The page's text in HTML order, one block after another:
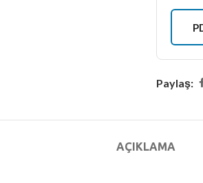
Paylaş:
AÇIKLAMA